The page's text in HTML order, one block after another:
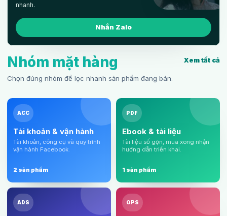
nhanh.
Nhắn Zalo
Nhóm mặt hàng
Chọn đúng nhóm để lọc nhanh sản phẩm đang bán.
Xem tất cả
ACC
Tài khoản & vận hành
Tài khoản, công cụ và quy trình
vận hành Facebook.
2 sản phẩm
PDF
Ebook & tài liệu
Tài liệu số gọn, mua xong nhận
hướng dẫn triển khai.
1 sản phẩm
ADS OPS